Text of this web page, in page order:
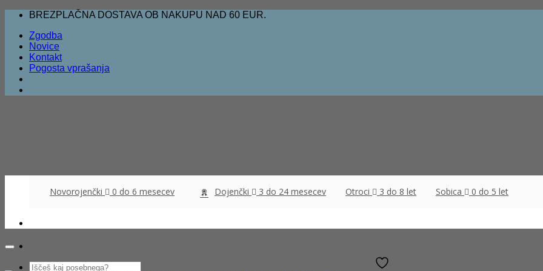
Skoči
vsebino
BREZPLAČNA DOSTAVA OB NAKUPU NAD 60 EUR.
Zgodba
Novice
Kontakt
Pogosta vprašanja
Išči:
Novorojenčki 0 do 6 mesecev Dojenčki 3 do 24 mesecev Otroci 3 do 8 let Sobica 0 do 5 let